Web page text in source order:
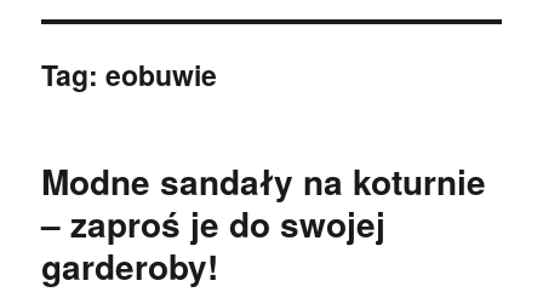
Tag:eobuwie
Modne sandały na koturnie
– zaproś je do swojej
garderoby!